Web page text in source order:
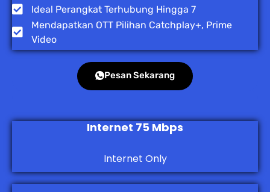
Ideal Perangkat Terhubung Hingga 7
Mendapatkan OTT Pilihan Catchplay+, Prime
Video
Pesan Sekarang
Internet 75 Mbps
Internet Only